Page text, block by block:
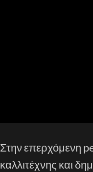
Στην επερχόμενη
καλλιτέχνης και